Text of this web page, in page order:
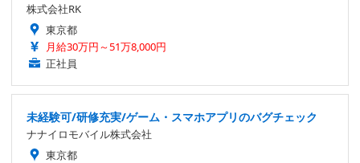
株式会社RK
東京都
月給30万円～51万8,000円
正社員
未経験可/研修充実/ゲーム・スマホアプリのバグチェック
ナナイロモバイル株式会社
東京都